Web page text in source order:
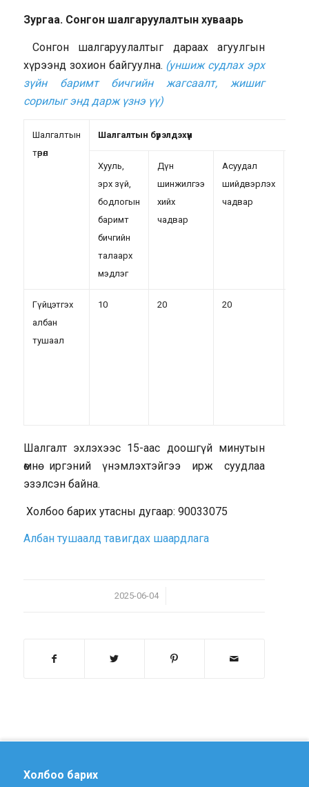
Зургаа. Сонгон шалгаруулалтын хуваарь
Сонгон шалгаруулалтыг дараах агуулгын
хүрээнд зохион байгуулна. (уншиж судлах эрх
зүйн баримт бичгийн жагсаалт, жишиг
сорилыг энд дарж үзнэ үү)
Шалгалтын
төрөл
Шалгалтын бүрэлдэхүүн
Хууль,
эрх зүй,
бодлогын
баримт
бичгийн
талаарх
мэдлэг
Дүн
шинжилгээ
хийх
чадвар
Асуудал
шийдвэрлэх
чадвар
Гүйцэтгэх
албан
тушаал
10 20 20
Шалгалт эхлэхээс 15-аас доошгүй минутын
өмнө иргэний үнэмлэхтэйгээ ирж суудлаа
эзэлсэн байна.
Холбоо барих утасны дугаар: 90033075
Албан тушаалд тавигдах шаардлага
2025-06-04
/
Холбоо барих